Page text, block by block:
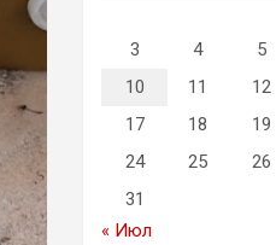
3
4 5
10
11 12
17
18 19
24
25 26
31
« Июл